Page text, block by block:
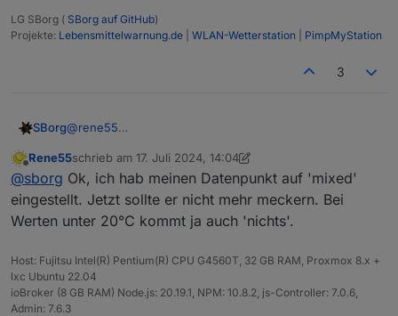
LG SBorg ( SBorg auf GitHub)
Projekte: Lebensmittelwarnung.de WLAN-Wetterstation PimpMyStation
3
SBorg@rene55
Typ mixed/gemischt, da der Simple-API gelegentlich
eine Zahl als String ansieht. Da hat JS nach wie vor
gelegentlich Probleme damit und ich keine Möglichkeit
https://github.com/SBorg2014/WLAN-
Wahrscheinlich steht er bei dir auf "Number" was
eigentlich auch korrekt so ist und ich mal ganz am
Anfang beim Anlegen der DPs so festgelegt hatte.
Irgendwann trat dann das Problem zu Tage und die
Umstellung auf "mixed/gemischt" erfolgte.
@Chris76e
Offline
Rene55schrieb am 17. Juli 2024, 14:04
zuletzt editiert von Rene55
@sborg Ok, ich hab meinen Datenpunkt auf 'mixed'
eingestellt. Jetzt sollte er nicht mehr meckern. Bei
Werten unter 20°C kommt ja auch 'nichts'.
Host: Fujitsu Intel(R) Pentium(R) CPU G4560T, 32 GB RAM, Proxmox 8.x +
lxc Ubuntu 22.04
ioBroker (8 GB RAM) Node.js: 20.19.1, NPM: 10.8.2, js-Controller: 7.0.6,
Admin: 7.6.3